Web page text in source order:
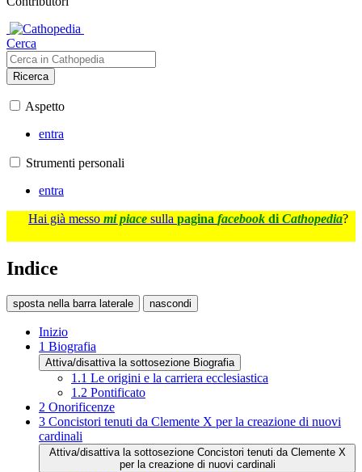
Cerca
Ricerca
Aspetto
entra
Strumenti personali
entra
Hai già messo mi piace sulla pagina facebook di Cathopedia?
Indice
sposta nella barra laterale nascondi
Inizio
1 Biografia
Attiva/disattiva la sottosezione Biografia
1.1 Le origini e la carriera ecclesiastica
1.2 Pontificato
2 Onorificenze
3 Concistori tenuti da Clemente X per la creazione di nuovi
cardinali
Attiva/disattiva la sottosezione Concistori tenuti da Clemente X
per la creazione di nuovi cardinali